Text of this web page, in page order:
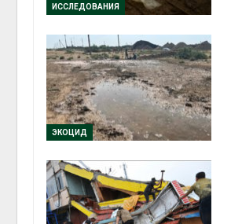
ИССЛЕДОВАНИЯ
ЭКОЦИД